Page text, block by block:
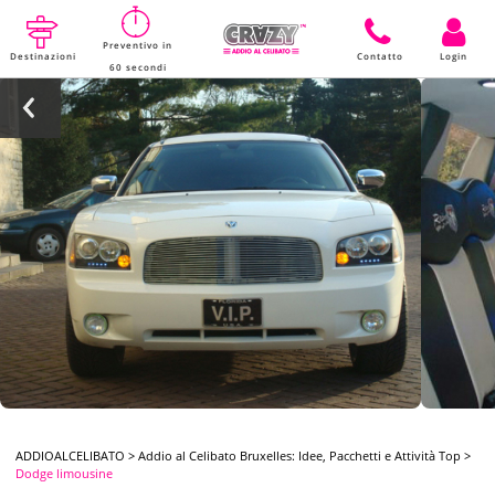
Destinazioni
Preventivo in
60 secondi
Contatto Login
ADDIOALCELIBATO >Addio al Celibato Bruxelles: Idee, Pacchetti e Attività Top >
Dodge limousine